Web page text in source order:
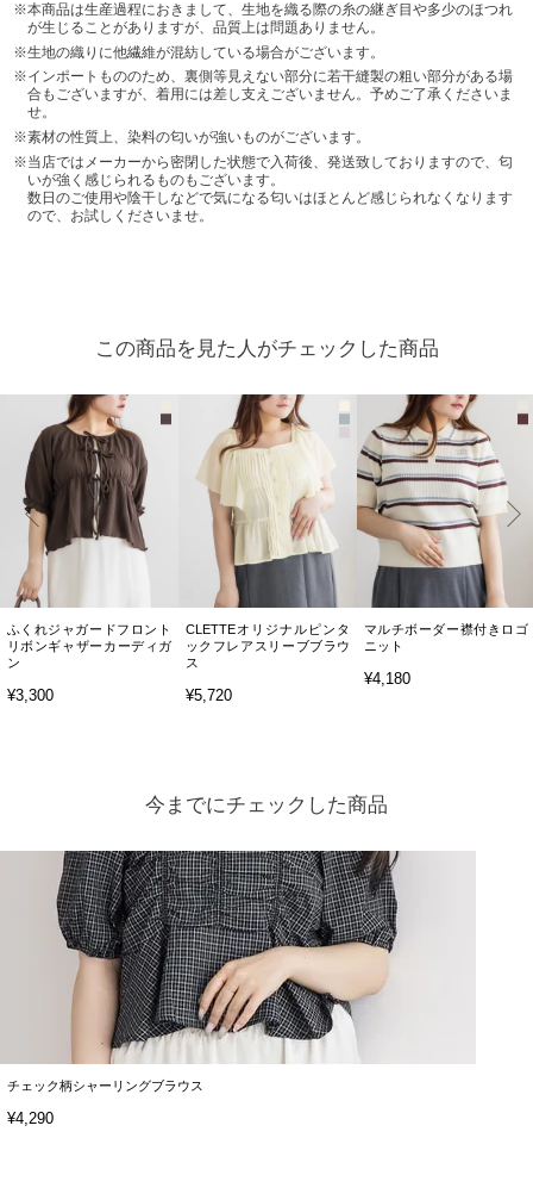
本商品は生産過程におきまして、生地を織る際の糸の継ぎ目や多少のほつれ
が生じることがありますが、品質上は問題ありません。
生地の織りに他繊維が混紡している場合がございます。
インポートもののため、裏側等見えない部分に若干縫製の粗い部分がある場
合もございますが、着用には差し支えございません。予めご了承くださいま
せ。
素材の性質上、染料の匂いが強いものがございます。
当店ではメーカーから密閉した状態で入荷後、発送致しておりますので、匂
いが強く感じられるものもございます。
数日のご使用や陰干しなどで気になる匂いはほとんど感じられなくなります
ので、お試しくださいませ。
この商品を見た人がチェックした商品
ふくれジャガードフロント
リボンギャザーカーディガ
ン
¥3,300
CLETTEオリジナルピンタ
ックフレアスリーブブラウ
ス
¥5,720
マルチボーダー襟付きロゴ
ニット
¥4,180
今までにチェックした商品
チェック柄シャーリングブラウス
¥4,290